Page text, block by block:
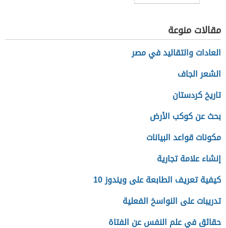
الميلاد
مقالات منوعة
العادات والتقاليد في مصر
الشعر الجاف
تاريخ كردستان
بحث عن كوكب الأرض
مكونات قواعد البيانات
إنشاء علامة تجارية
كيفية تعريف الطابعة على ويندوز 10
تدريبات على النواسخ الفعلية
حقائق في علم النفس عن الفتاة